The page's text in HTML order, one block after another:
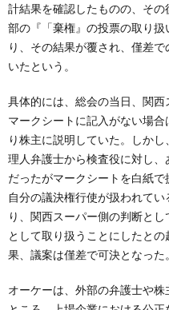
計結果を確認したものの、そ
部の『「棄権』の投票の取り
り、その結果が覆され、僅差
いたという。
具体的には、総会の当日、関
マークシートに記入がない場
り株主に説明していた。しか
理人弁護士から検査役に対し
だったがマークシートを白紙
自分の議決権行使が扱われて
り、関西スーパー側の判断と
として取り扱うことにしたと
果、議案は僅差で可決となった。
オーケーは、外部の弁護士や